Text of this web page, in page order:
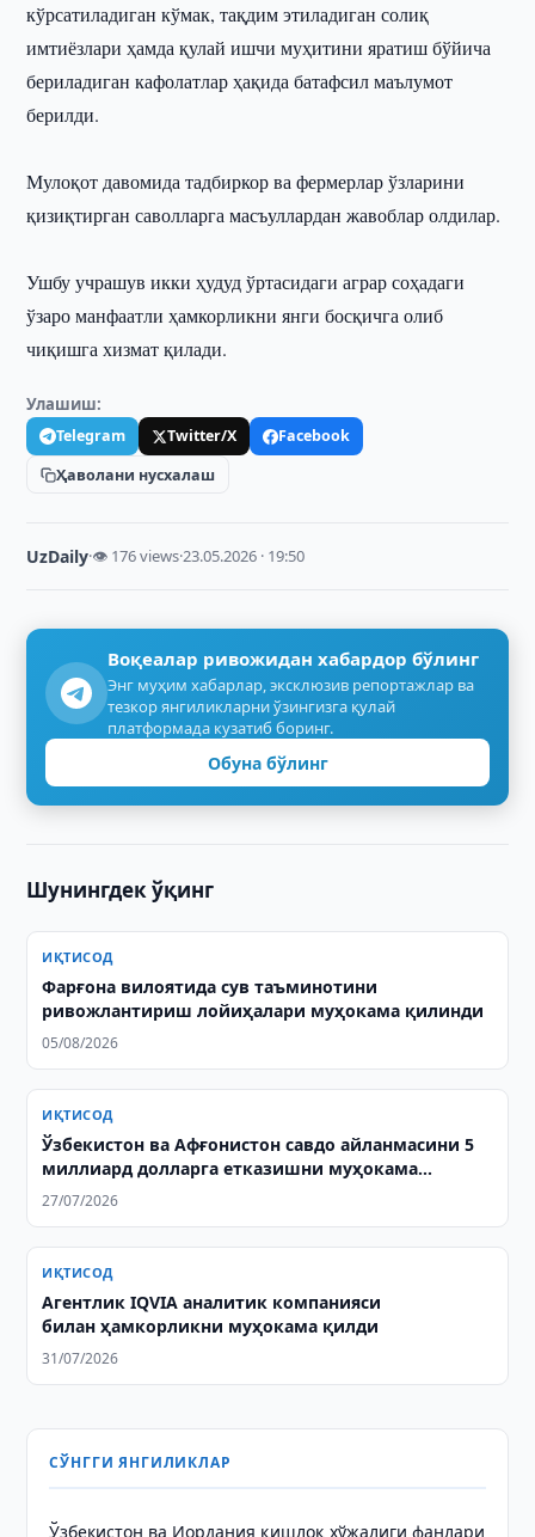
кўрсатиладиган кўмак, тақдим этиладиган солиқ
имтиёзлари ҳамда қулай ишчи муҳитини яратиш бўйича
бериладиган кафолатлар ҳақида батафсил маълумот
берилди.
Мулоқот давомида тадбиркор ва фермерлар ўзларини
қизиқтирган саволларга масъуллардан жавоблар олдилар.
Ушбу учрашув икки ҳудуд ўртасидаги аграр соҳадаги
ўзаро манфаатли ҳамкорликни янги босқичга олиб
чиқишга хизмат қилади.
Улашиш:
Telegram Twitter/X
Facebook
Ҳаволани нусхалаш
UzDaily·👁 176 views·23.05.2026 · 19:50
Воқеалар ривожидан хабардор бўлинг
Энг муҳим хабарлар, эксклюзив репортажлар ва
тезкор янгиликларни ўзингизга қулай
платформада кузатиб боринг.
Обуна бўлинг
Шунингдек ўқинг
ИҚТИСОД
Фарғона вилоятида сув таъминотини
ривожлантириш лойиҳалари муҳокама қилинди
05/08/2026
ИҚТИСОД
Ўзбекистон ва Афғонистон савдо айланмасини 5
миллиард долларга етказишни муҳокама
қилишди
27/07/2026
ИҚТИСОД
Агентлик IQVIA аналитик компанияси
билан ҳамкорликни муҳокама қилди
31/07/2026
СЎНГГИ ЯНГИЛИКЛАР
Ўзбекистон ва Иордания қишлоқ хўжалиги фанлари